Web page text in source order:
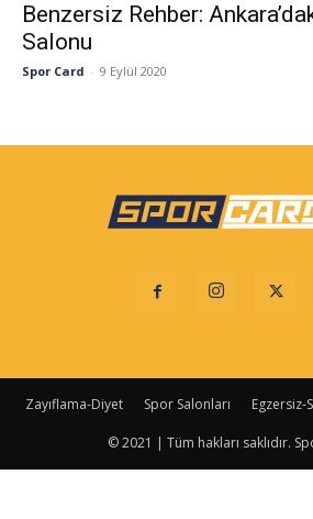
Benzersiz Rehber:
Salonu
Spor Card - 9 Eylül 2020
Zayıflama-Diyet Spor Salonları Egzersiz-
© 2021 | Tüm hakları saklıdır.